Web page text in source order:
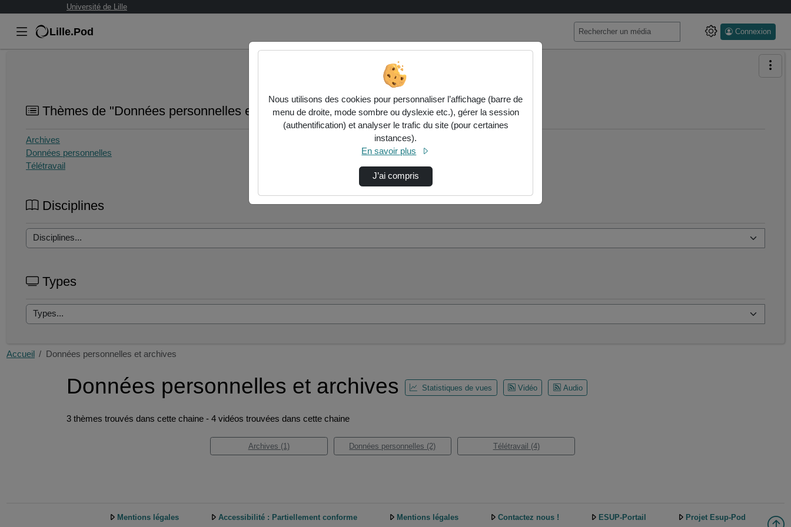
Université de Lille
Lille.Pod Connexion
Thèmes de "Données personnelles et archives"
Archives
Données personnelles
Télétravail
Disciplines
Types
Accueil Données personnelles et archives
Données personnelles et archives Statistiques de vues Vidéo Audio
3 thèmes trouvés dans cette chaine - 4 vidéos trouvées dans cette chaine
Archives (1) Données personnelles (2) Télétravail (4)
Mentions légales Accessibilité : Partiellement conforme Mentions légales Contactez nous ! ESUP-Portail Projet Esup-Pod
Nous utilisons des cookies pour personnaliser l’affichage (barre de
menu de droite, mode sombre ou dyslexie etc.), gérer la session
(authentification) et analyser le trafic du site (pour certaines
instances).
En savoir plus
J’ai compris